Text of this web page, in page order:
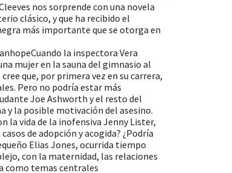
nos sorprende con una novela
clásico, y que ha recibido el
más importante que se otorga en
la inspectora Vera
mujer en la sauna del gimnasio al
que, por primera vez en su carrera,
Pero no podría estar más
Joe Ashworth y el resto del
y la posible motivación del asesino.
la vida de la inofensiva Jenny Lister,
de adopción y acogida? ¿Podría
Elias Jones, ocurrida tiempo
con la maternidad, las relaciones
como temas centrales